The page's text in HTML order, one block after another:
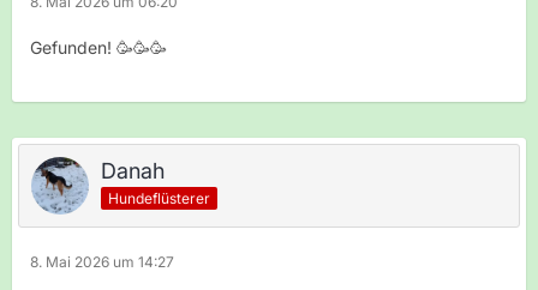
Gefunden! 🥳🥳🥳
Danah
Hundeflüsterer
8. Mai 2026 um 14:27